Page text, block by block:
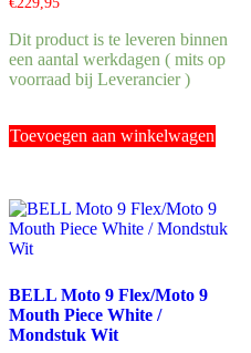
Dit product is te leveren binnen
een aantal werkdagen ( mits op
voorraad bij Leverancier )
Toevoegen aan winkelwagen
BELL Moto 9 Flex/Moto 9
Mouth Piece White /
Mondstuk Wit